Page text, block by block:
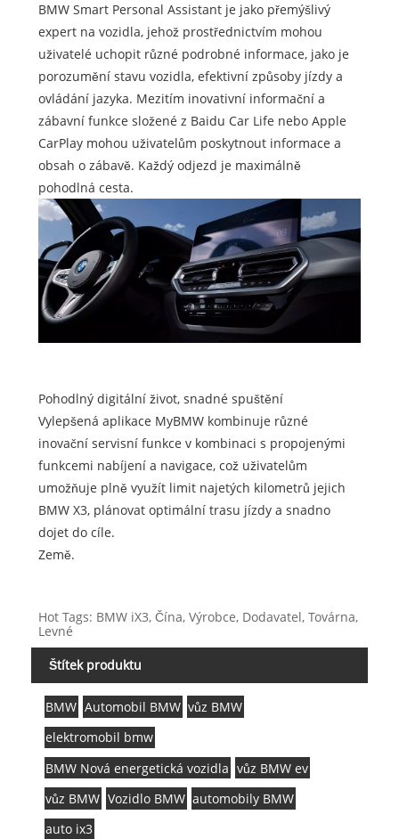
BMW Smart Personal Assistant je jako přemýšlivý
expert na vozidla, jehož prostřednictvím mohou
uživatelé uchopit různé podrobné informace, jako je
porozumění stavu vozidla, efektivní způsoby jízdy a
ovládání jazyka. Mezitím inovativní informační a
zábavní funkce složené z Baidu Car Life nebo Apple
CarPlay mohou uživatelům poskytnout informace a
obsah o zábavě. Každý odjezd je maximálně
pohodlná cesta.
Pohodlný digitální život, snadné spuštění
Vylepšená aplikace MyBMW kombinuje různé
inovační servisní funkce v kombinaci s propojenými
funkcemi nabíjení a navigace, což uživatelům
umožňuje plně využít limit najetých kilometrů jejich
BMW X3, plánovat optimální trasu jízdy a snadno
dojet do cíle.
Země.
Hot Tags: BMW iX3, Čína, Výrobce, Dodavatel, Továrna,
Levné
Štítek produktu
BMW Automobil BMW vůz BMW
elektromobil bmw
BMW Nová energetická vozidla vůz BMW ev
vůz BMW Vozidlo BMW automobily BMW
auto ix3